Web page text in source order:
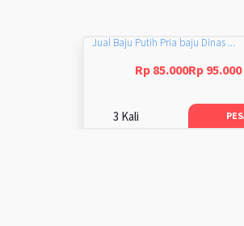
Jual Baju Putih Pria baju Dinas ...
Rp 85.000Rp 95.000
3 Kali